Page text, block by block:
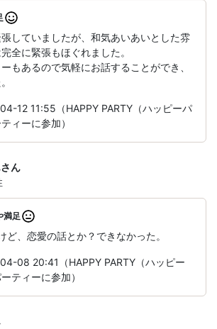
していましたが、和気あいあいとした雰
全に緊張もほぐれました。
もあるので気軽にお話することができ、
12 11:55（HAPPY PARTY（ハッピーパ
ィーに参加）
さん
満足
ど、恋愛の話とか？できなかった。
08 20:41（HAPPY PARTY（ハッピー
ティーに参加）